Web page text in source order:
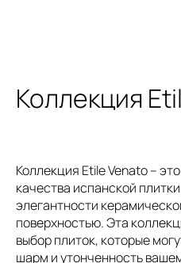
Коллекция
Коллекция Etile Venato –
качества испанской
элегантности
поверхностью. Эта
выбор плиток, которые
шарм и утонченность